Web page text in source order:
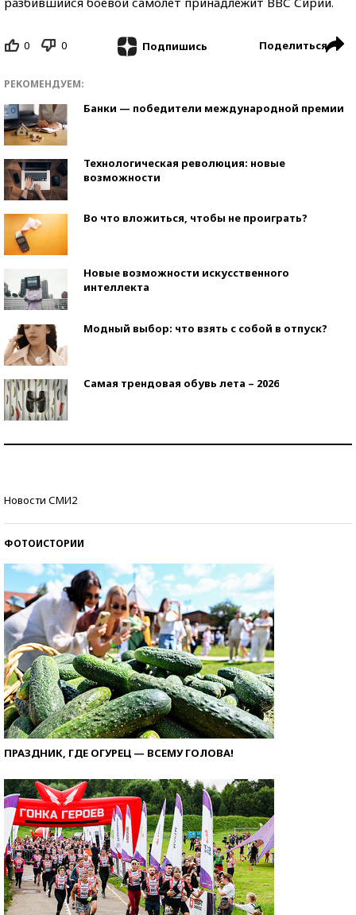
0 0 Подпишись Поделиться
РЕКОМЕНДУЕМ:
Банки — победители международной премии
Технологическая революция: новые
возможности
Во что вложиться, чтобы не проиграть?
Новые возможности искусственного
интеллекта
Модный выбор: что взять с собой в отпуск?
Самая трендовая обувь лета – 2026
Новости СМИ2
ФОТОИСТОРИИ
ПРАЗДНИК, ГДЕ ОГУРЕЦ — ВСЕМУ ГОЛОВА!